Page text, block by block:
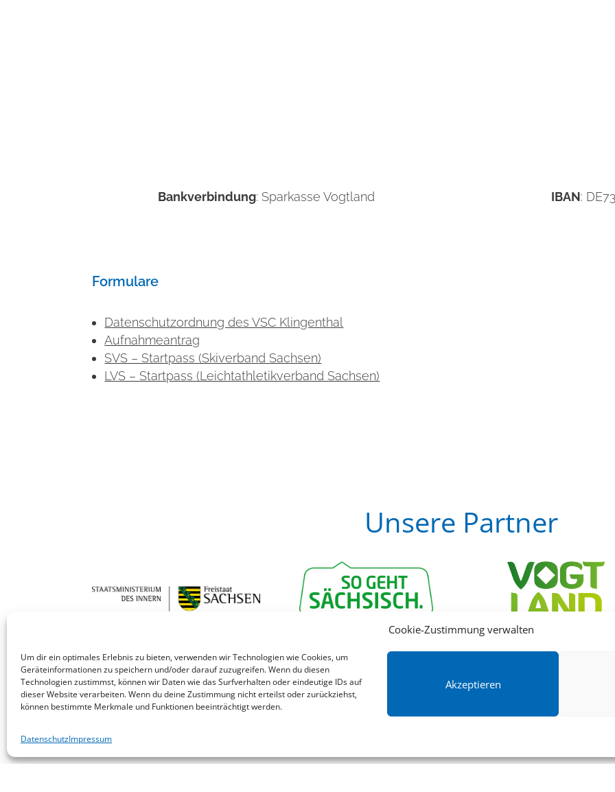
Cookie-Zustimmung verwalten
Um dir ein optimales Erlebnis zu bieten, verwenden wir Technologien wie Cookies, um
Geräteinformationen zu speichern und/oder darauf zuzugreifen. Wenn du diesen
Technologien zustimmst, können wir Daten wie das Surfverhalten oder eindeutige IDs auf
dieser Website verarbeiten. Wenn du deine Zustimmung nicht erteilst oder zurückziehst,
können bestimmte Merkmale und Funktionen beeinträchtigt werden.
Akzeptieren
DatenschutzImpressum
Bankverbindung: Sparkasse Vogtland IBAN:
Formulare
Datenschutzordnung des VSC Klingenthal
Aufnahmeantrag
SVS – Startpass (Skiverband Sachsen)
LVS – Startpass (Leichtathletikverband Sachsen)
Unsere Partner